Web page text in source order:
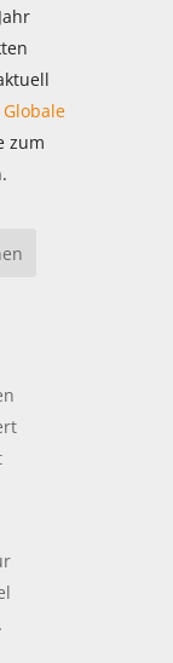
Globale
zum